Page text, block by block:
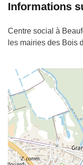
Informations
Centre social à
les mairies des Bois